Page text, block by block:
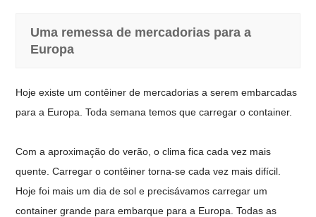
Uma remessa de mercadorias para a
Europa
Hoje existe um contêiner de mercadorias a serem embarcadas
para a Europa. Toda semana temos que carregar o container.
Com a aproximação do verão, o clima fica cada vez mais
quente. Carregar o contêiner torna-se cada vez mais difícil.
Hoje foi mais um dia de sol e precisávamos carregar um
container grande para embarque para a Europa. Todas as